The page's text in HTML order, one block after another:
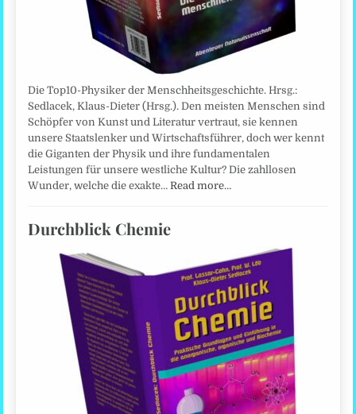
Die Top10-Physiker der Menschheitsgeschichte. Hrsg.:
Sedlacek, Klaus-Dieter (Hrsg.). Den meisten Menschen sind
Schöpfer von Kunst und Literatur vertraut, sie kennen
unsere Staatslenker und Wirtschaftsführer, doch wer kennt
die Giganten der Physik und ihre fundamentalen
Leistungen für unsere westliche Kultur? Die zahllosen
Wunder, welche die exakte…Read more…
Durchblick Chemie